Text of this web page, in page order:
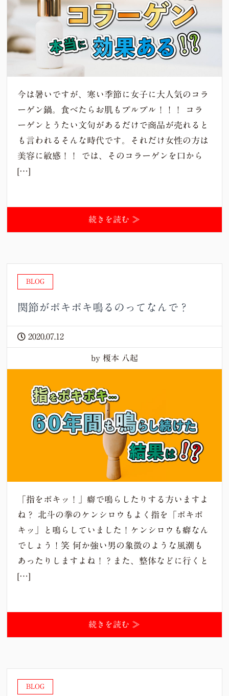
今は暑いですが、寒い季節に女子に大人気のコラ
ーゲン鍋。食べたらお肌もプルプル！！！ コラ
ーゲンとうたい文句があるだけで商品が売れると
も言われるそんな時代です。それだけ女性の方は
美容に敏感！！ では、そのコラーゲンを口から
[…]
続きを読む ≫
BLOG
関節がポキポキ鳴るのってなんで？
2020.07.12
by 榎本 八起
「指をポキッ！」癖で鳴らしたりする方いますよ
ね？ 北斗の拳のケンシロウもよく指を「ポキポ
キッ」と鳴らしていました！ケンシロウも癖なん
でしょう！笑 何か強い男の象徴のような風潮も
あったりしますよね！？また、整体などに行くと
[…]
続きを読む ≫
BLOG